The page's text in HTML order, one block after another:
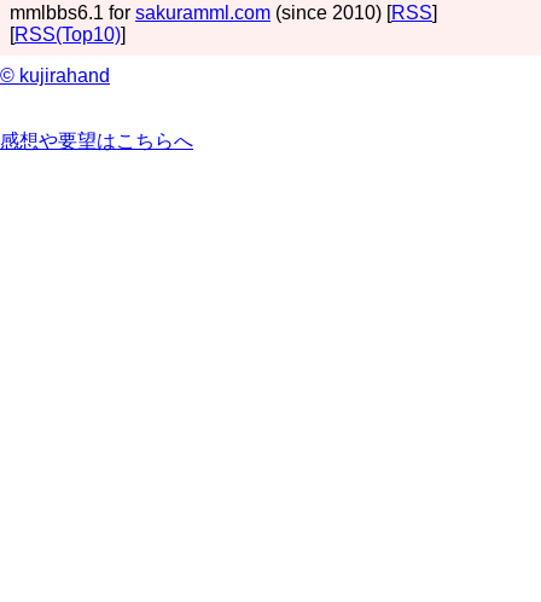
mmlbbs6.1 for sakuramml.com (since 2010) [RSS]
[RSS(Top10)]
© kujirahand
感想や要望はこちらへ